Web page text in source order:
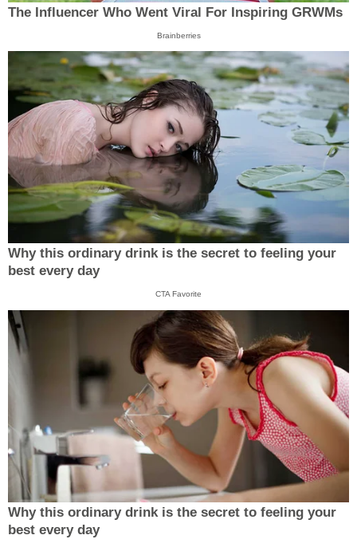
The Influencer Who Went Viral For Inspiring GRWMs
Brainberries
Why this ordinary drink is the secret to feeling your
best every day
CTA Favorite
Why this ordinary drink is the secret to feeling your
best every day